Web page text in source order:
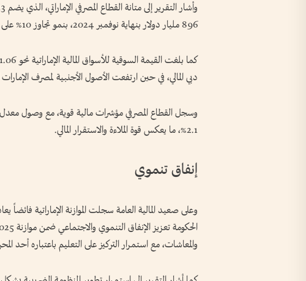
896 مليار دولار بنهاية نوفمبر 2024، بنمو تجاوز 10% على أساس سنوي.
دبي المالي، في حين ارتفعت الأصول الأجنبية لمصرف الإمارات المركزي إلى
2.1%، ما يعكس قوة الملاءة والاستقرار المالي.
إنفاق تنموي
والمعاشات، مع استمرار التركيز على التعليم باعتباره أحد